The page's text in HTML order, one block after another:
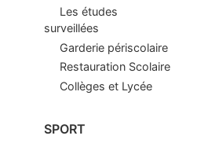
Les études
surveillées
Garderie périscolaire
Restauration Scolaire
Collèges et Lycée
SPORT